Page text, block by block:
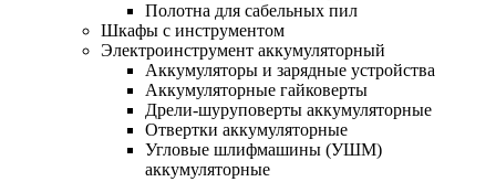
Полотна для сабельных пил
Шкафы с инструментом
Электроинструмент аккумуляторный
Аккумуляторы и зарядные устройства
Аккумуляторные гайковерты
Дрели-шуруповерты аккумуляторные
Отвертки аккумуляторные
Угловые шлифмашины (УШМ)
аккумуляторные